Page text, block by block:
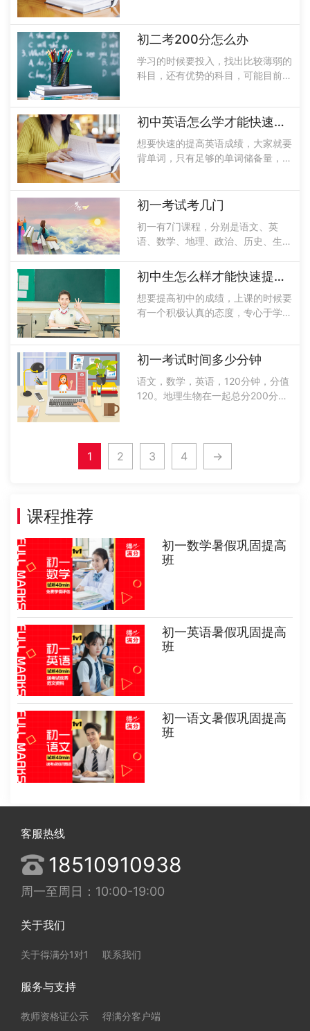
本，不会的题目能做哪些基础题也能
先要制订一......
初二考200分怎么办
学习的时候要投入，找出比较薄弱的
科目，还有优势的科目，可能目前阶
学习或者是补习找到优势学科，要达
到一定的高水准。比较差的学科可以
讲，认真......
初中英语怎么学才能快速提高成绩
想要快速的提高英语成绩，大家就要
背单词，只有足够的单词储备量，才
法知识，在考试中许多题目都会用到
中也要多......
初一考试考几门
初一有7门课程，分别是语文、英
语、数学、地理、政治、历史、生
乐、美术、信息技术。七年级不开设
物理和化学等抽象性和归纳性较强的
科目，另外需要学习初中数学知识为
物理和化学科......
初中生怎么样才能快速提高成绩
想要提高初中的成绩，上课的时候要
有一个积极认真的态度，专心于学
后的学习打好基础，同学们也要学会
过程中犯到......
初一考试时间多少分钟
语文，数学，英语，120分钟，分值
120。地理生物在一起总分200分时
段时间就逐渐减慢。每天 从学校......
1 2 3 4 →
课程推荐
初一数学暑假巩固提高
班
初一英语暑假巩固提高
班
初一语文暑假巩固提高
班
客服热线
18510910938
周一至周日：10:00-19:00
关于我们
关于得满分1对1 联系我们
服务与支持
教师资格证公示 得满分客户端